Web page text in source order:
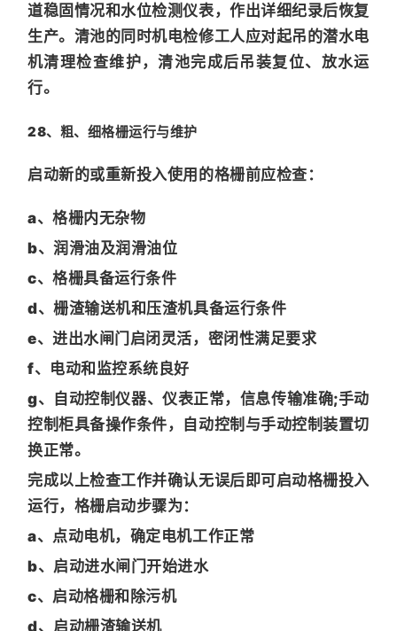
道稳固情况和水位检测仪表，作出详细纪录后恢复
生产。清池的同时机电检修工人应对起吊的潜水电
机清理检查维护，清池完成后吊装复位、放水运
行。
28、粗、细格栅运行与维护
启动新的或重新投入使用的格栅前应检查：
a、格栅内无杂物
b、润滑油及润滑油位
c、格栅具备运行条件
d、栅渣输送机和压渣机具备运行条件
e、进出水闸门启闭灵活，密闭性满足要求
f、电动和监控系统良好
g、自动控制仪器、仪表正常，信息传输准确;手动
控制柜具备操作条件，自动控制与手动控制装置切
换正常。
完成以上检查工作并确认无误后即可启动格栅投入
运行，格栅启动步骤为：
a、点动电机，确定电机工作正常
b、启动进水闸门开始进水
c、启动格栅和除污机
d、启动栅渣输送机